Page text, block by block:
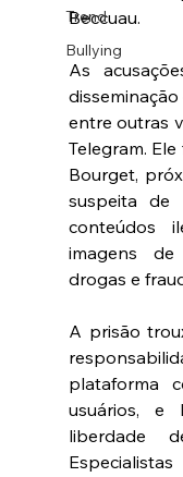
Trend
Bullying
Beccuau.
As
entre outras
Telegram.
Bourget,
suspeita de
conteúdos
imagens
drogas e
A prisão
plataforma
usuários, e
liberdade